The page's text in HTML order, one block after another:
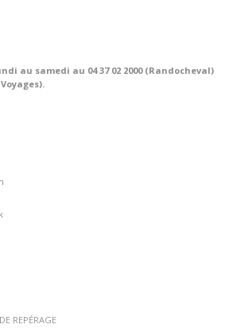
au samedi au 04 37 02 2000 (Randocheval)
REPÉRAGE